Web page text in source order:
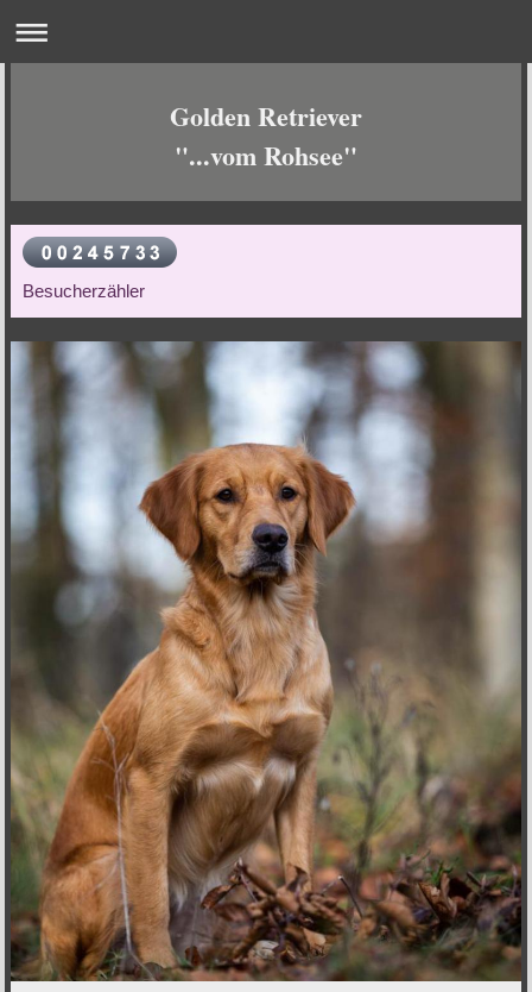
Golden Retriever
"...vom Rohsee"
Besucherzähler